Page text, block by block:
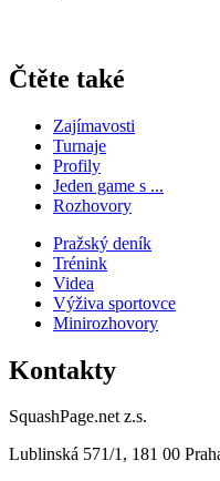
Čtěte také
Zajímavosti
Turnaje
Profily
Jeden game s ...
Rozhovory
Pražský deník
Trénink
Videa
Výživa sportovce
Minirozhovory
Kontakty
SquashPage.net z.s.
Lublinská 571/1, 181 00